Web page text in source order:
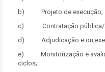
b) Projeto de execução;
c) Contratação pública/
d) Adjudicação e ou
e) Monitorização e
ciclos;